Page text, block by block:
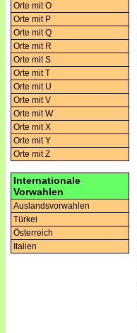
Orte mit O
Orte mit P
Orte mit Q
Orte mit R
Orte mit S
Orte mit T
Orte mit U
Orte mit V
Orte mit W
Orte mit X
Orte mit Y
Orte mit Z
Internationale
Vorwahlen
Auslandsvorwahlen
Türkei
Österreich
Italien